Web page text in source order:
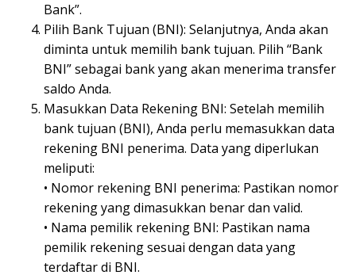
Bank”.
Pilih Bank Tujuan (BNI): Selanjutnya, Anda akan
diminta untuk memilih bank tujuan. Pilih “Bank
BNI” sebagai bank yang akan menerima transfer
saldo Anda.
Masukkan Data Rekening BNI: Setelah memilih
bank tujuan (BNI), Anda perlu memasukkan data
rekening BNI penerima. Data yang diperlukan
meliputi:
• Nomor rekening BNI penerima: Pastikan nomor
rekening yang dimasukkan benar dan valid.
• Nama pemilik rekening BNI: Pastikan nama
pemilik rekening sesuai dengan data yang
terdaftar di BNI.